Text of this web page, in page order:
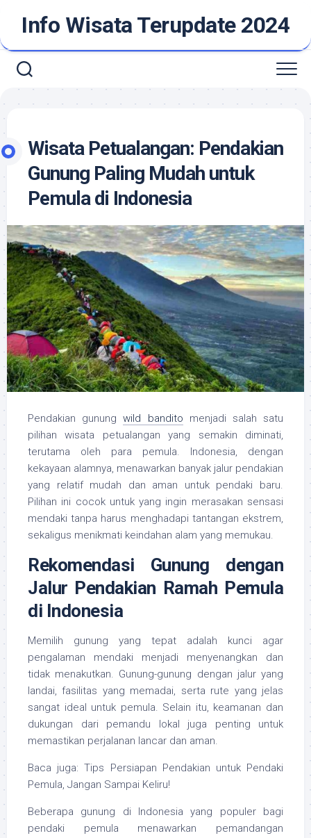
contentInfo Wisata Terupdate 2024
Wisata Petualangan: Pendakian
Gunung Paling Mudah untuk
Pemula di Indonesia
Pendakian gunungwild bandito menjadi salah satu
pilihan wisata petualangan yang semakin diminati,
terutama oleh para pemula. Indonesia, dengan
kekayaan alamnya, menawarkan banyak jalur pendakian
yang relatif mudah dan aman untuk pendaki baru.
Pilihan ini cocok untuk yang ingin merasakan sensasi
mendaki tanpa harus menghadapi tantangan ekstrem,
sekaligus menikmati keindahan alam yang memukau.
Rekomendasi Gunung dengan
Jalur Pendakian Ramah Pemula
di Indonesia
Memilih gunung yang tepat adalah kunci agar
pengalaman mendaki menjadi menyenangkan dan
tidak menakutkan. Gunung-gunung dengan jalur yang
landai, fasilitas yang memadai, serta rute yang jelas
sangat ideal untuk pemula. Selain itu, keamanan dan
dukungan dari pemandu lokal juga penting untuk
memastikan perjalanan lancar dan aman.
Baca juga: Tips Persiapan Pendakian untuk Pendaki
Pemula, Jangan Sampai Keliru!
Beberapa gunung di Indonesia yang populer bagi
pendaki pemula menawarkan pemandangan